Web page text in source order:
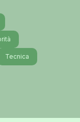
Tecnica